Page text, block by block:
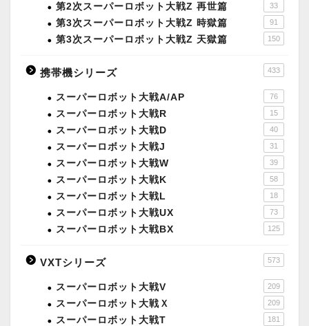
第2次スーパーロボット大戦Z 再世篇 33
第3次スーパーロボット大戦Z 時獄篇 91
第3次スーパーロボット大戦Z 天獄篇 150
携帯機シリーズ 433
スーパーロボット大戦A/AP 76
スーパーロボット大戦R 15
スーパーロボット大戦D 40
スーパーロボット大戦J 31
スーパーロボット大戦W 39
スーパーロボット大戦K 58
スーパーロボット大戦L 18
スーパーロボット大戦UX 73
スーパーロボット大戦BX 125
VXTシリーズ 573
スーパーロボット大戦V 209
スーパーロボット大戦Ｘ 209
スーパーロボット大戦T 181